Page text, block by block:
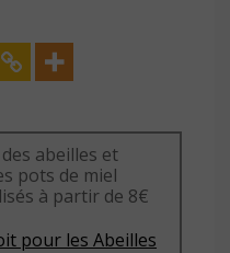
abeilles et
pots de miel
à partir de 8€
pour les Abeilles